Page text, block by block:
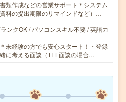
類作成などの営業サポート＊システム
料の提出期限のリマインドなど）…
ンクOK / パソコンスキル不要 / 英語力
未経験の方でも安心スタート！・登録
に考える面談（TEL面談の場合…